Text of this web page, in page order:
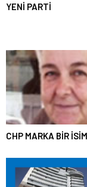
YENİ PARTİ
CHP MARKA BİR